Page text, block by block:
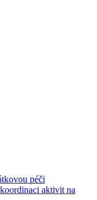
péči
aktivit na